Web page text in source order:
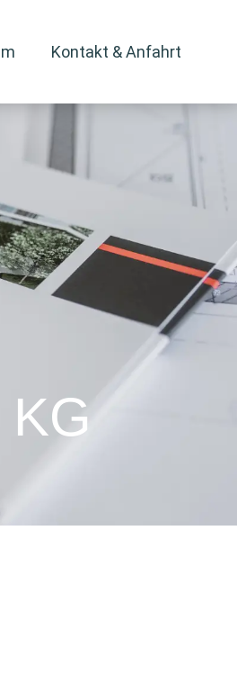
Kontakt & Anfahrt
KG